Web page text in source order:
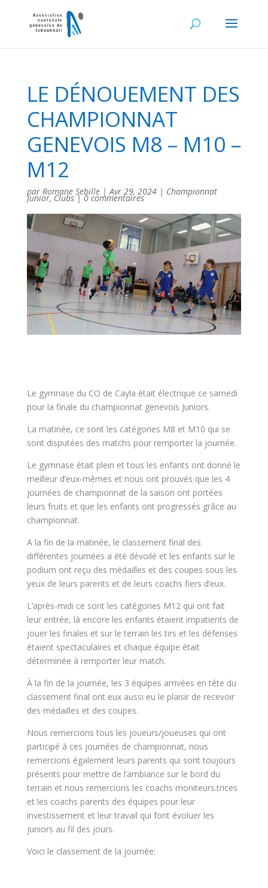
LE DÉNOUEMENT DES
CHAMPIONNAT
GENEVOIS M8 – M10 –
M12
par Romane Sebille|Avr 29, 2024| Championnat
Junior,Clubs|0 commentaires
Le gymnase du CO de Cayla était électrique ce samedi
pour la finale du championnat genevois Juniors.
La matinée, ce sont les catégories M8 et M10 qui se
sont disputées des matchs pour remporter la journée.
Le gymnase était plein et tous les enfants ont donné le
meilleur d’eux-mêmes et nous ont prouvés que les 4
journées de championnat de la saison ont portées
leurs fruits et que les enfants ont progressés grâce au
championnat.
A la fin de la matinée, le classement final des
différentes journées a été dévoilé et les enfants sur le
podium ont reçu des médailles et des coupes sous les
yeux de leurs parents et de leurs coachs fiers d’eux.
L’après-midi ce sont les catégories M12 qui ont fait
leur entrée, là encore les enfants étaient impatients de
jouer les finales et sur le terrain les tirs et les défenses
étaient spectaculaires et chaque équipe était
déterminée à remporter leur match.
À la fin de la journée, les 3 équipes arrivées en tête du
classement final ont eux aussi eu le plaisir de recevoir
des médailles et des coupes.
Nous remercions tous les joueurs/joueuses qui ont
participé à ces journées de championnat, nous
remercions également leurs parents qui sont toujours
présents pour mettre de l’ambiance sur le bord du
terrain et nous remercions les coachs moniteurs.trices
et les coachs parents des équipes pour leur
investissement et leur travail qui font évoluer les
juniors au fil des jours.
Voici le classement de la journée: